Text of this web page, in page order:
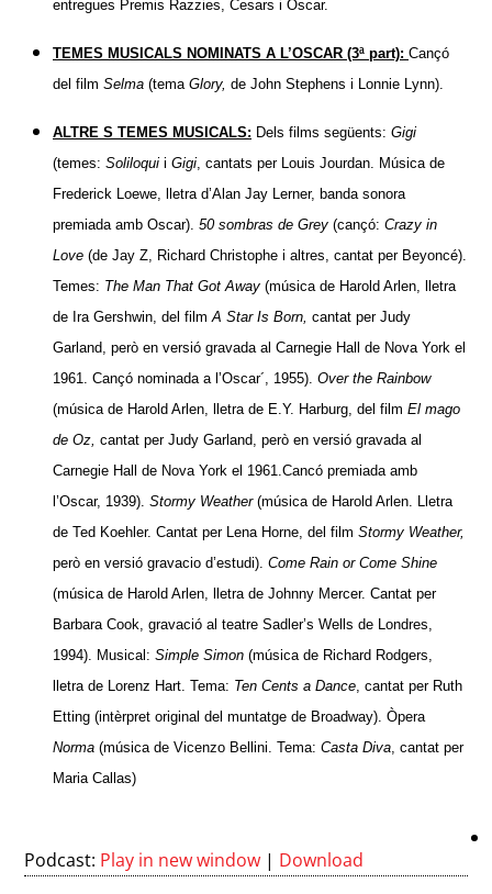
entregues Premis Razzies, Cesars i Oscar.
TEMES MUSICALS NOMINATS A L’OSCAR (3ª part): Cançó
del film Selma (tema Glory, de John Stephens i Lonnie Lynn).
ALTRE S TEMES MUSICALS: Dels films següents: Gigi
(temes: Soliloqui i Gigi , cantats per Louis Jourdan. Música de
Frederick Loewe, lletra d’Alan Jay Lerner, banda sonora
premiada amb Oscar). 50 sombras de Grey (cançó: Crazy in
Love (de Jay Z, Richard Christophe i altres, cantat per Beyoncé).
Temes: The Man That Got Away (música de Harold Arlen, lletra
de Ira Gershwin, del film A Star Is Born, cantat per Judy
Garland, però en versió gravada al Carnegie Hall de Nova York el
1961. Cançó nominada a l’Oscar´, 1955). Over the Rainbow
(música de Harold Arlen, lletra de E.Y. Harburg, del film El mago
de Oz, cantat per Judy Garland, però en versió gravada al
Carnegie Hall de Nova York el 1961.Cancó premiada amb
l’Oscar, 1939). Stormy Weather (música de Harold Arlen. Lletra
de Ted Koehler. Cantat per Lena Horne, del film Stormy Weather,
però en versió gravacio d’estudi). Come Rain or Come Shine
(música de Harold Arlen, lletra de Johnny Mercer. Cantat per
Barbara Cook, gravació al teatre Sadler’s Wells de Londres,
1994). Musical: Simple Simon (música de Richard Rodgers,
lletra de Lorenz Hart. Tema: Ten Cents a Dance , cantat per Ruth
Etting (intèrpret original del muntatge de Broadway). Òpera
Norma (música de Vicenzo Bellini. Tema: Casta Diva , cantat per
Maria Callas)
Podcast: Play in new window | Download